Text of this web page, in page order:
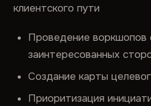
клиентского пути
Проведение воркшопов
заинтересованных
Создание карты
Приоритизация